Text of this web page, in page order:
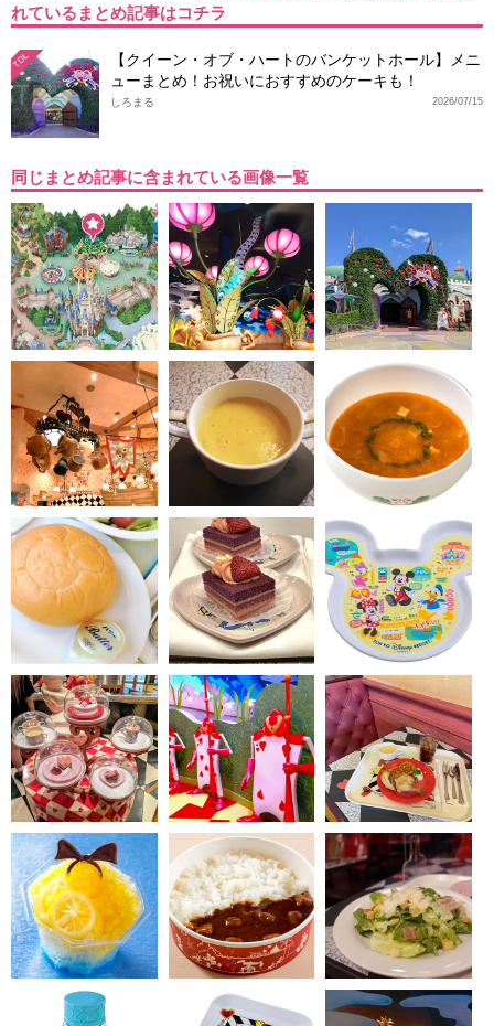
れているまとめ記事はコチラ
TDL
【クイーン・オブ・ハートのバンケットホール】メニ
ューまとめ！お祝いにおすすめのケーキも！
2026/07/15
しろまる
同じまとめ記事に含まれている画像一覧